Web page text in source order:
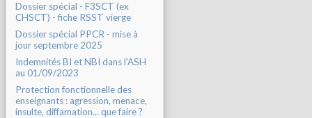
Dossier spécial - F3SCT (ex
CHSCT) - fiche RSST vierge
Dossier spécial PPCR - mise à
jour septembre 2025
Indemnités BI et NBI dans l'ASH
au 01/09/2023
Protection fonctionnelle des
enseignants : agression, menace,
insulte, diffamation... que faire ?